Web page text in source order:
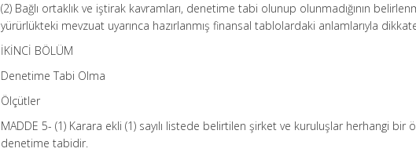
(2) Bağlı ortaklık ve iştirak kavramları, denetime tabi olunup olunmadığının
yürürlükteki mevzuat uyarınca hazırlanmış finansal tablolardaki anlamlarıyla dikkate
İKİNCİ BÖLÜM
Denetime Tabi Olma
Ölçütler
MADDE 5- (1) Karara ekli (1) sayılı listede belirtilen şirket ve kuruluşlar herhangi bir
denetime tabidir.